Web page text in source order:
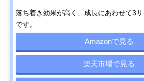
落ち着き効果が高く、成長にあわせて3
です。
Amazonで見る
楽天市場で見る